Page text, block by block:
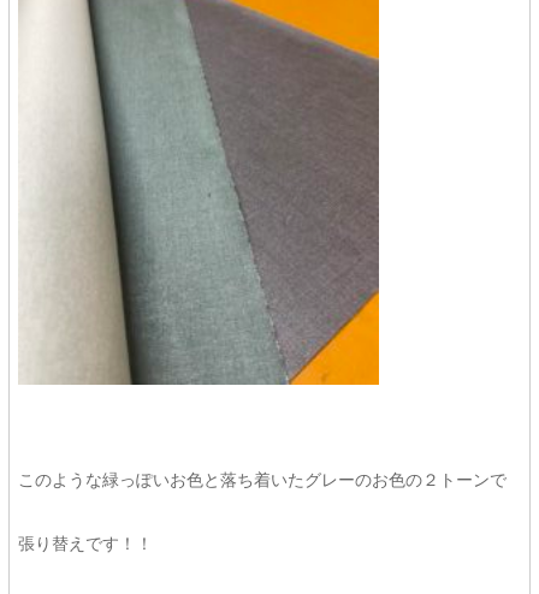
このような緑っぽいお色と落ち着いたグレーのお色の２トーンで
張り替えです！！